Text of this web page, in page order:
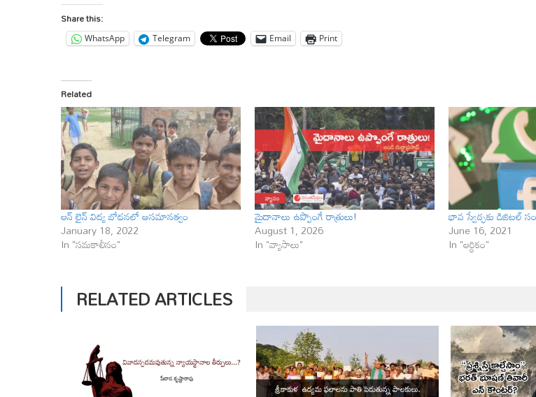
Share this:
WhatsApp Telegram Email Print
Related
ఆన్ లైన్ విద్య బోధనలో అసమానత్వం
January 18, 2022
In "సమకాలీనం"
మైదానాలు ఉప్పొంగే రాత్రులు!
August 1, 2026
In "వ్యాసాలు"
భావ స్వేచ్ఛ‌కు డిజిటల్
June 16, 2021
In "ఆర్ధికం"
RELATED ARTICLES